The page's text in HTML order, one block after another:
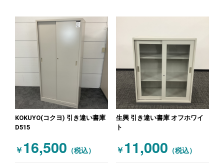
KOKUYO(コクヨ) 引き違い書庫
D515
￥ 16,500 （税込）
生興 引き違い書庫 オフホワイ
ト
￥ 11,000 （税込）